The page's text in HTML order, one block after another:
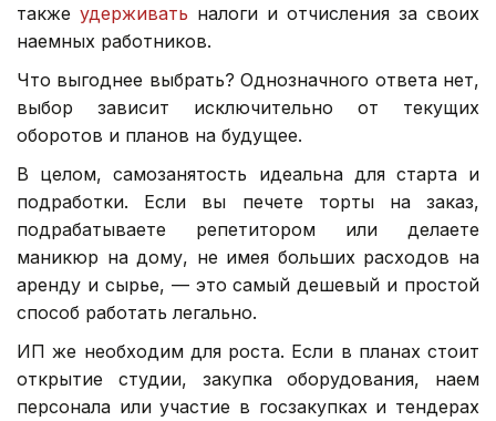
также удерживать налоги и отчисления за своих
наемных работников.
Что выгоднее выбрать? Однозначного ответа нет,
выбор зависит исключительно от текущих
оборотов и планов на будущее.
В целом, самозанятость идеальна для старта и
подработки. Если вы печете торты на заказ,
подрабатываете репетитором или делаете
маникюр на дому, не имея больших расходов на
аренду и сырье, — это самый дешевый и простой
способ работать легально.
ИП же необходим для роста. Если в планах стоит
открытие студии, закупка оборудования, наем
персонала или участие в госзакупках и тендерах